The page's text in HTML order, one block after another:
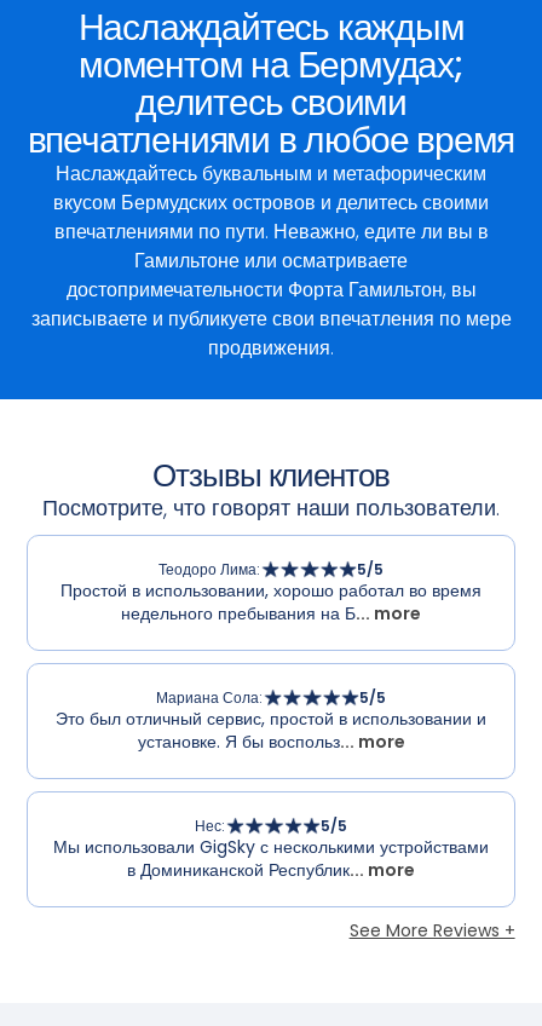
Наслаждайтесь каждым
моментом на Бермудах;
делитесь своими
впечатлениями в любое время
Наслаждайтесь буквальным и метафорическим
вкусом Бермудских островов и делитесь своими
впечатлениями по пути. Неважно, едите ли вы в
Гамильтоне или осматриваете
достопримечательности Форта Гамильтон, вы
записываете и публикуете свои впечатления по мере
продвижения.
Отзывы клиентов
Посмотрите, что говорят наши пользователи.
Теодоро Лима: 5/5
Простой в использовании, хорошо работал во время
недельного пребывания на Б... more
Мариана Сола: 5/5
Это был отличный сервис, простой в использовании и
установке. Я бы воспольз... more
Нес: 5/5
Мы использовали GigSky с несколькими устройствами
в Доминиканской Республик... more
See More Reviews +